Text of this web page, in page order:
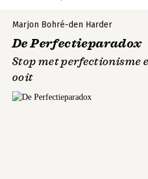
Marjon Bohré-den Harder
De Perfectieparadox
Stop met perfectionisme
ooit